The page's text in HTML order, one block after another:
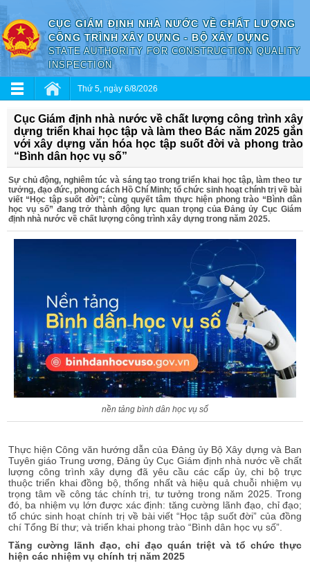
CỤC GIÁM ĐỊNH NHÀ NƯỚC VỀ CHẤT LƯỢNG
CÔNG TRÌNH XÂY DỰNG - BỘ XÂY DỰNG
STATE AUTHORITY FOR CONSTRUCTION QUALITY
INSPECTION
Thứ 5, ngày 6/8/2026
Cục Giám định nhà nước về chất lượng công trình xây
dựng triển khai học tập và làm theo Bác năm 2025 gắn
với xây dựng văn hóa học tập suốt đời và phong trào
“Bình dân học vụ số”
Sự chủ động, nghiêm túc và sáng tạo trong triển khai học tập, làm theo tư
tưởng, đạo đức, phong cách Hồ Chí Minh; tổ chức sinh hoạt chính trị về bài
viết “Học tập suốt đời”; cùng quyết tâm thực hiện phong trào “Bình dân
học vụ số” đang trở thành động lực quan trọng của Đảng ủy Cục Giám
định nhà nước về chất lượng công trình xây dựng trong năm 2025.
nền tảng bình dân học vụ số
Thực hiện Công văn hướng dẫn của Đảng ủy Bộ Xây dựng và Ban
Tuyên giáo Trung ương, Đảng ủy Cục Giám định nhà nước về chất
lượng công trình xây dựng đã yêu cầu các cấp ủy, chi bộ trực
thuộc triển khai đồng bộ, thống nhất và hiệu quả chuỗi nhiệm vụ
trọng tâm về công tác chính trị, tư tưởng trong năm 2025. Trong
đó, ba nhiệm vụ lớn được xác định: tăng cường lãnh đạo, chỉ đạo;
tổ chức sinh hoạt chính trị về bài viết “Học tập suốt đời” của đồng
chí Tổng Bí thư; và triển khai phong trào “Bình dân học vụ số”.
Tăng cường lãnh đạo, chỉ đạo quán triệt và tổ chức thực
hiện các nhiệm vụ chính trị năm 2025